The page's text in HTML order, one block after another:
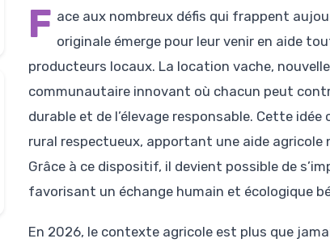
F ace aux nombreux défis qui frappent
originale émerge pour leur venir en aide
producteurs locaux. La location vache,
communautaire innovant où chacun peut
durable et de l’élevage responsable. Cette
rural respectueux, apportant une aide agricole
Grâce à ce dispositif, il devient possible de
favorisant un échange humain et écologique
En 2026, le contexte agricole est plus que